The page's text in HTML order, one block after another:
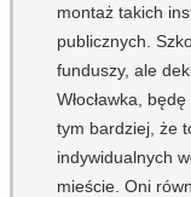
montaż takich
publicznych.
funduszy, ale
Włocławka,
tym bardziej, że
indywidualnych
mieście. Oni